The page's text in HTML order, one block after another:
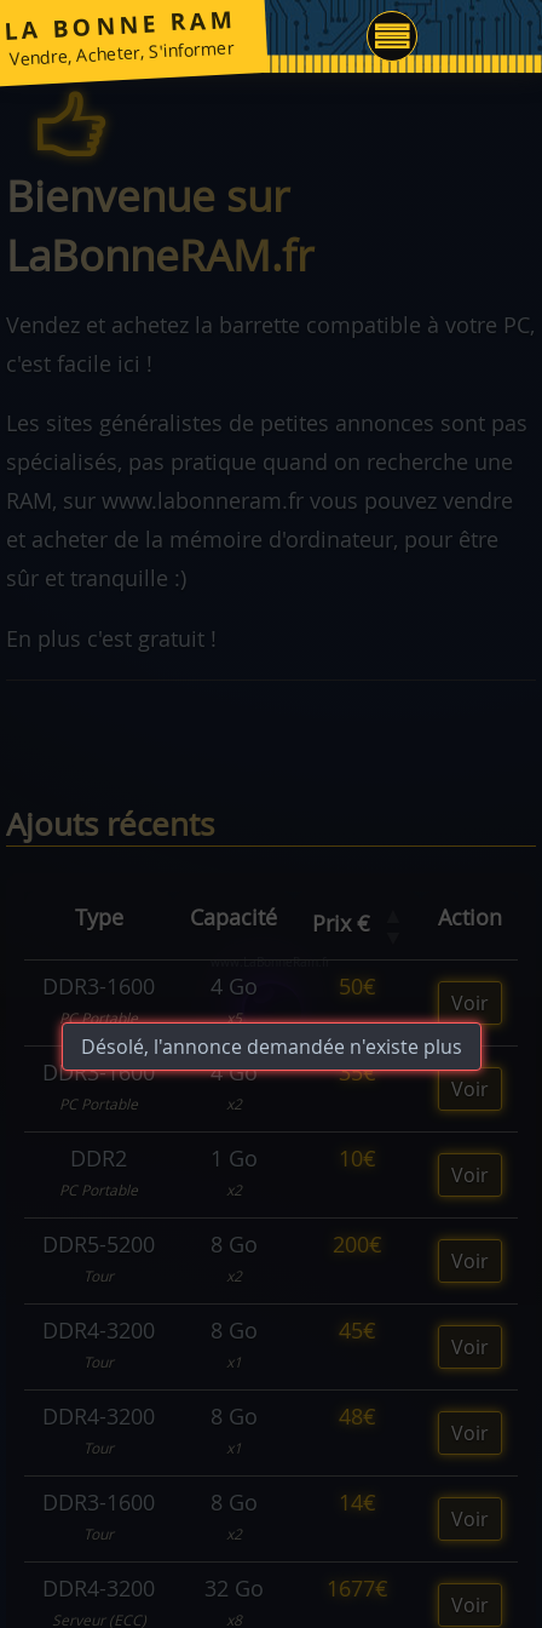
LA BONNE RAM
Vendre, Acheter, S'informer
Bienvenue sur
LaBonneRAM.fr
Vendez et achetez la barrette compatible à votre PC,
c'est facile ici !
Les sites généralistes de petites annonces sont pas
spécialisés, pas pratique quand on recherche une
RAM, sur www.labonneram.fr vous pouvez vendre
et acheter de la mémoire d'ordinateur, pour être
sûr et tranquille :)
En plus c'est gratuit !
Ajouts récents
Type Capacité Prix € Action
DDR3-1600
PC Portable
4 Go
x5
50€
Voir
DDR3-1600
PC Portable
4 Go
x2
35€
Voir
DDR2
PC Portable
1 Go
x2
10€
Voir
DDR5-5200
Tour
8 Go
x2
200€
Voir
DDR4-3200
Tour
8 Go
x1
45€
Voir
DDR4-3200
Tour
8 Go
x1
48€
Voir
DDR3-1600
Tour
8 Go
x2
14€
Voir
DDR4-3200
Serveur (ECC)
32 Go
x8
1677€
Voir
Désolé, l'annonce demandée n'existe plus